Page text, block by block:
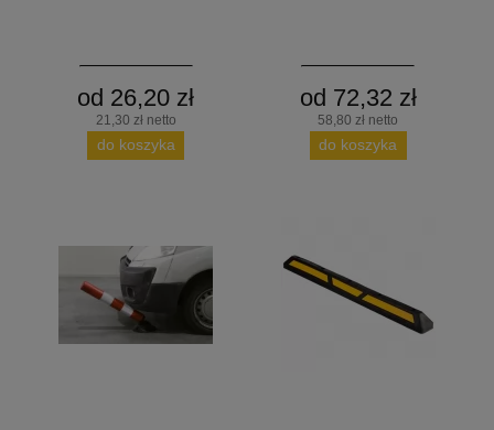
od 26,20 zł
21,30 zł netto
do koszyka
od 72,32 zł
58,80 zł netto
do koszyka